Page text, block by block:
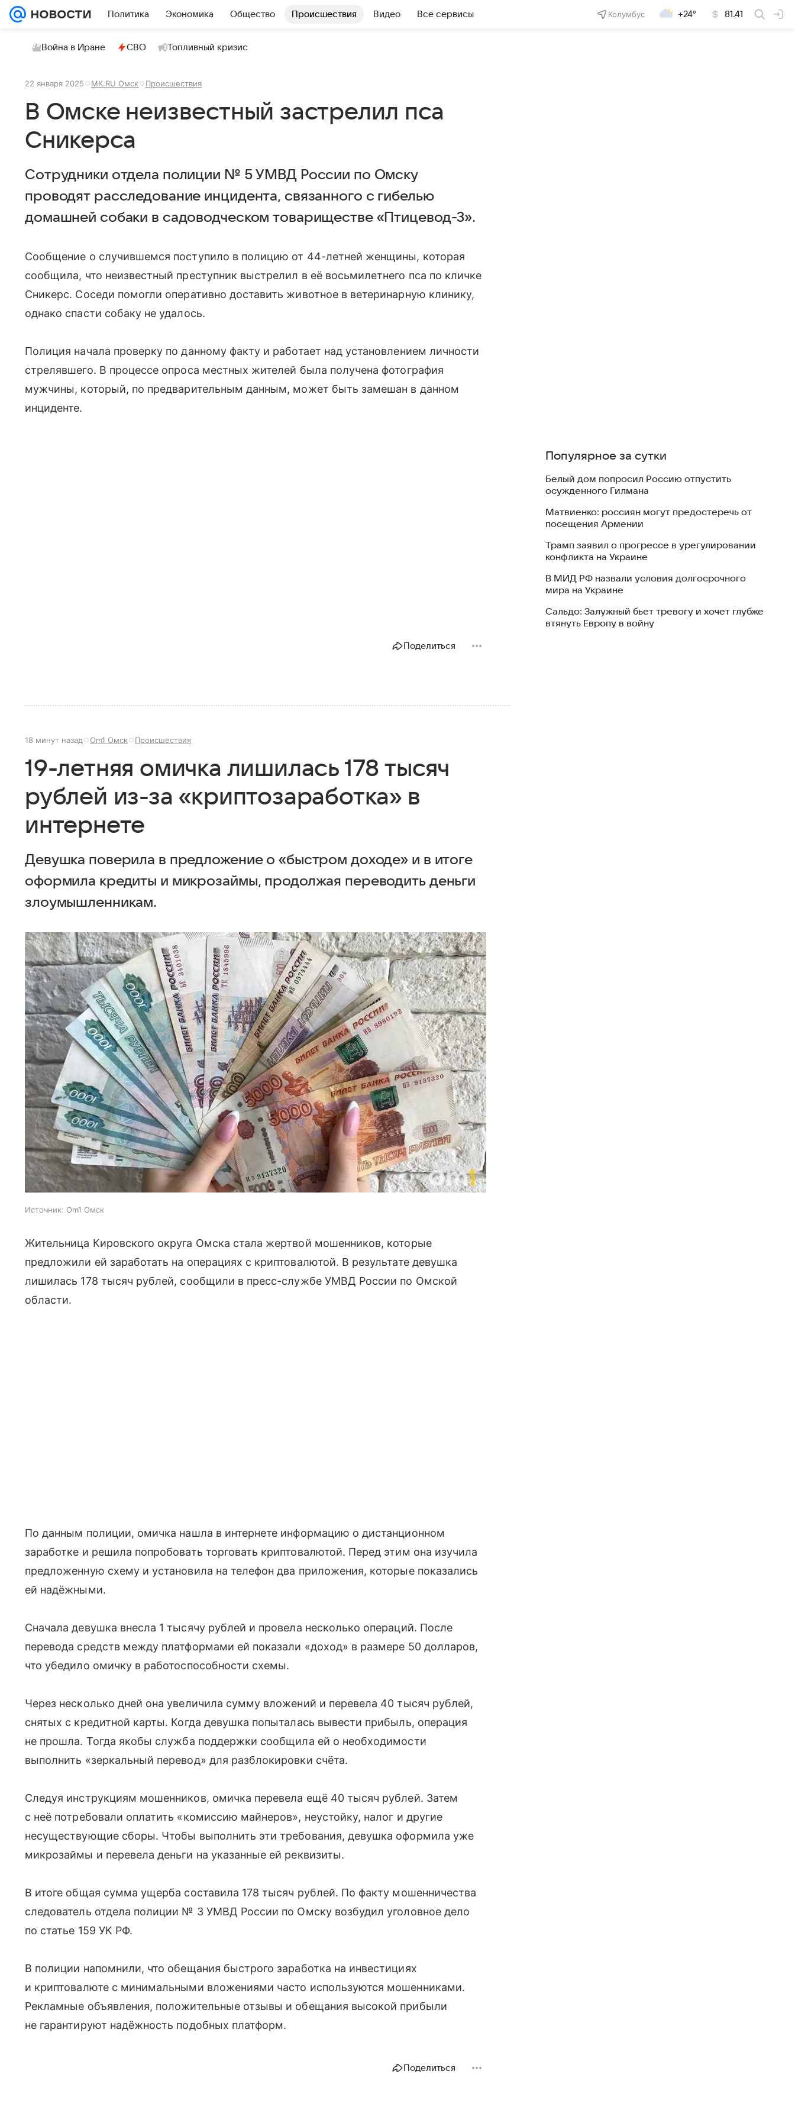
Политика Экономика Общество Происшествия Видео Все сервисы Колумбус +24° 81.41
Война в Иране СВО Топливный кризис
22 января 2025 МК.RU Омск Происшествия
В Омске неизвестный застрелил пса
Сникерса
Сотрудники отдела полиции № 5 УМВД России по Омску
проводят расследование инцидента, связанного с гибелью
домашней собаки в садоводческом товариществе «Птицевод-3».
Сообщение о случившемся поступило в полицию от 44-летней женщины, которая
сообщила, что неизвестный преступник выстрелил в её восьмилетнего пса по кличке
Сникерс. Соседи помогли оперативно доставить животное в ветеринарную клинику,
однако спасти собаку не удалось.
Полиция начала проверку по данному факту и работает над установлением личности
стрелявшего. В процессе опроса местных жителей была получена фотография
мужчины, который, по предварительным данным, может быть замешан в данном
инциденте.
Поделиться
18 минут назад Om1 Омск Происшествия
19-летняя омичка лишилась 178 тысяч
рублей из-за «криптозаработка» в
интернете
Девушка поверила в предложение о «быстром доходе» и в итоге
оформила кредиты и микрозаймы, продолжая переводить деньги
злоумышленникам.
Источник: Om1 Омск
Жительница Кировского округа Омска стала жертвой мошенников, которые
предложили ей заработать на операциях с криптовалютой. В результате девушка
лишилась 178 тысяч рублей, сообщили в пресс-службе УМВД России по Омской
области.
По данным полиции, омичка нашла в интернете информацию о дистанционном
заработке и решила попробовать торговать криптовалютой. Перед этим она изучила
предложенную схему и установила на телефон два приложения, которые показались
ей надёжными.
Сначала девушка внесла 1 тысячу рублей и провела несколько операций. После
перевода средств между платформами ей показали «доход» в размере 50 долларов,
что убедило омичку в работоспособности схемы.
Через несколько дней она увеличила сумму вложений и перевела 40 тысяч рублей,
снятых с кредитной карты. Когда девушка попыталась вывести прибыль, операция
не прошла. Тогда якобы служба поддержки сообщила ей о необходимости
выполнить «зеркальный перевод» для разблокировки счёта.
Следуя инструкциям мошенников, омичка перевела ещё 40 тысяч рублей. Затем
с неё потребовали оплатить «комиссию майнеров», неустойку, налог и другие
несуществующие сборы. Чтобы выполнить эти требования, девушка оформила уже
микрозаймы и перевела деньги на указанные ей реквизиты.
В итоге общая сумма ущерба составила 178 тысяч рублей. По факту мошенничества
следователь отдела полиции № 3 УМВД России по Омску возбудил уголовное дело
по статье 159 УК РФ.
В полиции напомнили, что обещания быстрого заработка на инвестициях
и криптовалюте с минимальными вложениями часто используются мошенниками.
Рекламные объявления, положительные отзывы и обещания высокой прибыли
не гарантируют надёжность подобных платформ.
Поделиться
Популярное за сутки
Белый дом попросил Россию отпустить
осужденного Гилмана
Матвиенко: россиян могут предостеречь от
посещения Армении
Трамп заявил о прогрессе в урегулировании
конфликта на Украине
В МИД РФ назвали условия долгосрочного
мира на Украине
Сальдо: Залужный бьет тревогу и хочет глубже
втянуть Европу в войну